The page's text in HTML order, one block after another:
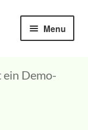
Menu
Demo-